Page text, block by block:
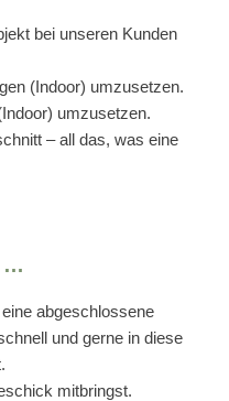
bei unseren Kunden
(Indoor) umzusetzen.
umzusetzen.
– all das, was eine
…
abgeschlossene
und gerne in diese
mitbringst.